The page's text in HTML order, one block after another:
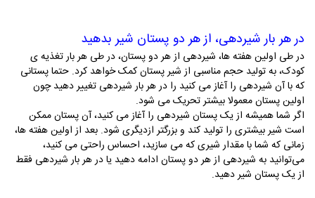
در هر بار شیردهی، از هر دو پستان شیر بدهید
در طی اولین هفته ­ها، شیردهی از هر دو پستان، در طی هر بار تغذیه­ ی
کودک، به تولید حجم مناسبی از شیر پستان کمک خواهد کرد. حتما پستانی
که با آن شیردهی را آغاز می­ کنید را در هر بار شیردهی تغییر دهید چون
اولین پستان معمولا بیشتر تحریک می ­شود.
اگر شما همیشه از یک پستان شیردهی را آغاز می­ کنید، آن پستان ممکن
است شیر بیشتری را تولید کند و بزرگتر ازدیگری شود. بعد از اولین هفته ­ها،
زمانی که شما با مقدار شیری که می سازید، احساس راحتی می‌ کنید،
می‌توانید به شیردهی از هر دو پستان ادامه دهید یا در هر بار شیردهی فقط
از یک پستان شیر دهید.